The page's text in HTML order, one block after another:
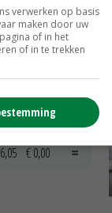
€ 0,00
€ 0,00
verwerken op basis
maken door uw
of in het
of in te trekken